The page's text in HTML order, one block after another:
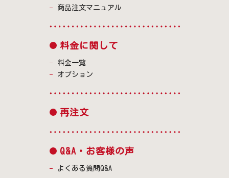
商品注文マニュアル
料金に関して
料金一覧
オプション
再注文
Q&A・お客様の声
よくある質問Q&A